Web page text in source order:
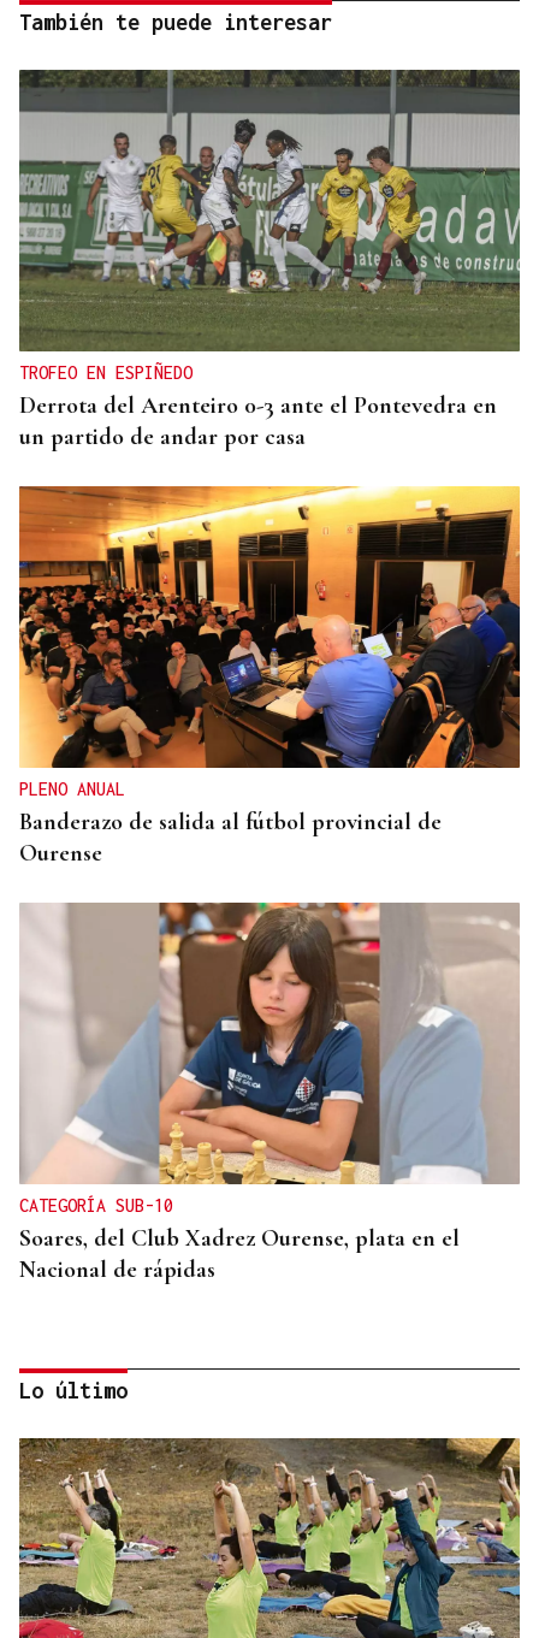
También te puede interesar
TROFEO EN ESPIÑEDO
Derrota del Arenteiro 0-3 ante el Pontevedra en
un partido de andar por casa
PLENO ANUAL
Banderazo de salida al fútbol provincial de
Ourense
CATEGORÍA SUB-10
Soares, del Club Xadrez Ourense, plata en el
Nacional de rápidas
TERCERA FEDERACIÓN
Lo último